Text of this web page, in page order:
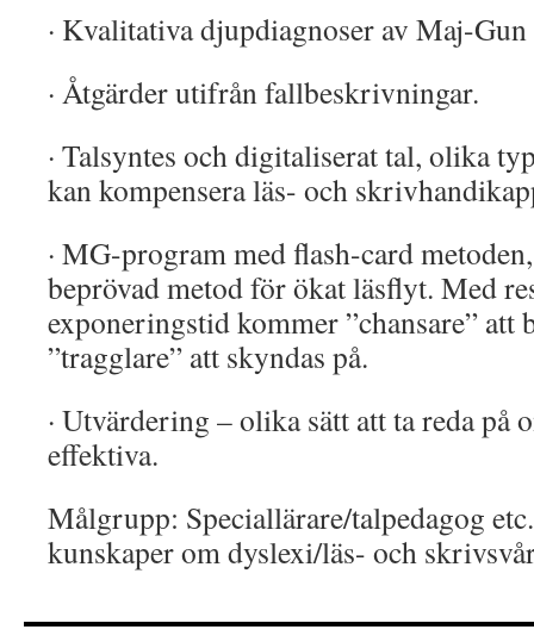
· Kvalitativa djupdiagnoser av Maj-Gun
· Åtgärder utifrån fallbeskrivningar.
· Talsyntes och digitaliserat tal, olika
kan kompensera läs- och
· MG-program med flash-card
beprövad metod för ökat läsflyt. Med
exponeringstid kommer ”chansare” att
”tragglare” att skyndas på.
· Utvärdering – olika sätt att ta reda på
effektiva.
Målgrupp: Speciallärare/talpedagog
kunskaper om dyslexi/läs- och